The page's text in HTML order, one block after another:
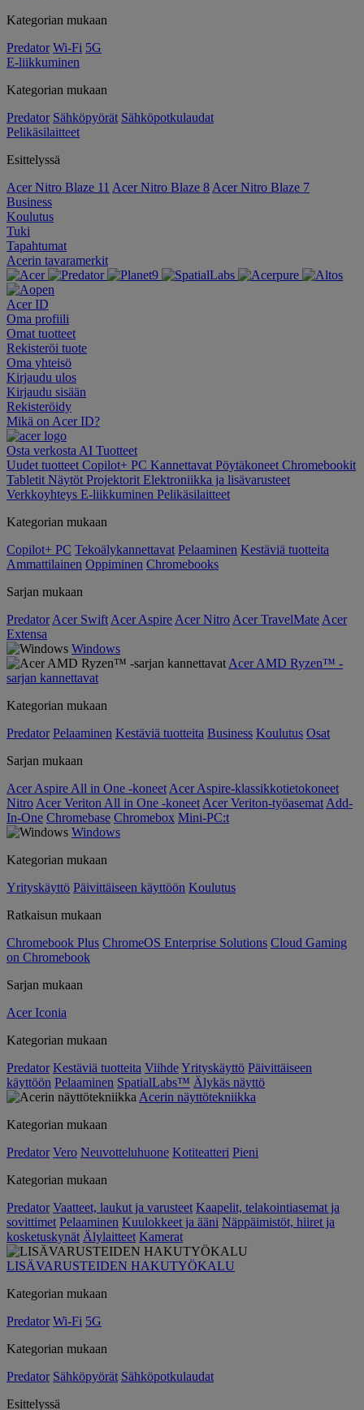
Kategorian mukaan
Predator Wi-Fi 5G
E-liikkuminen
Kategorian mukaan
Predator Sähköpyörät Sähköpotkulaudat
Pelikäsilaitteet
Esittelyssä
Acer Nitro Blaze 11 Acer Nitro Blaze 8 Acer Nitro Blaze 7
Business
Koulutus
Tuki
Tapahtumat
Acerin tavaramerkit
Acer ID
Oma profiili
Omat tuotteet
Rekisteröi tuote
Oma yhteisö
Kirjaudu ulos
Kirjaudu sisään
Rekisteröidy
Mikä on Acer ID?
Osta verkosta AI Tuotteet
Uudet tuotteet Copilot+ PC Kannettavat Pöytäkoneet Chromebookit
Tabletit Näytöt Projektorit Elektroniikka ja lisävarusteet
Verkkoyhteys E-liikkuminen Pelikäsilaitteet
Kategorian mukaan
Copilot+ PC Tekoälykannettavat Pelaaminen Kestäviä tuotteita
Ammattilainen Oppiminen Chromebooks
Sarjan mukaan
Predator Acer Swift Acer Aspire Acer Nitro Acer TravelMate Acer
Extensa
Windows
Acer AMD Ryzen™ -
sarjan kannettavat
Kategorian mukaan
Predator Pelaaminen Kestäviä tuotteita Business Koulutus Osat
Sarjan mukaan
Acer Aspire All in One -koneet Acer Aspire-klassikkotietokoneet
Nitro Acer Veriton All in One -koneet Acer Veriton-työasemat Add-
In-One Chromebase Chromebox Mini-PC:t
Windows
Kategorian mukaan
Yrityskäyttö Päivittäiseen käyttöön Koulutus
Ratkaisun mukaan
Chromebook Plus ChromeOS Enterprise Solutions Cloud Gaming
on Chromebook
Sarjan mukaan
Acer Iconia
Kategorian mukaan
Predator Kestäviä tuotteita ViihdeYrityskäyttö Päivittäiseen
käyttöön Pelaaminen SpatialLabs™ Älykäs näyttö
Acerin näyttötekniikka
Kategorian mukaan
Predator Vero Neuvotteluhuone Kotiteatteri Pieni
Kategorian mukaan
Predator Vaatteet, laukut ja varusteet Kaapelit, telakointiasemat ja
sovittimet Pelaaminen Kuulokkeet ja ääni Näppäimistöt, hiiret ja
kosketuskynät Älylaitteet Kamerat
LISÄVARUSTEIDEN HAKUTYÖKALU
Kategorian mukaan
Predator Wi-Fi 5G
Kategorian mukaan
Predator Sähköpyörät Sähköpotkulaudat
Esittelyssä